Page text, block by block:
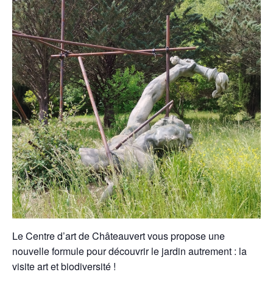
Le Centre d’art de Châteauvert vous propose une
nouvelle formule pour découvrir le jardin autrement : la
visite art et biodiversité !